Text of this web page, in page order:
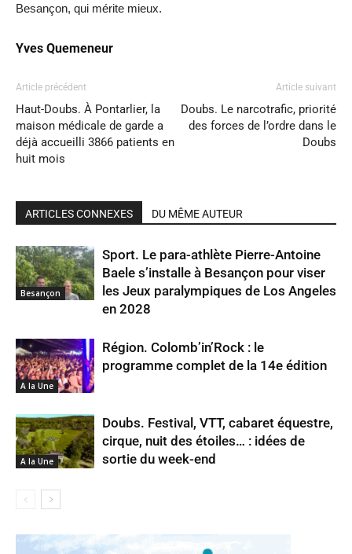
Besançon, qui mérite mieux.
Yves Quemeneur
Article précédent
Haut-Doubs. À Pontarlier, la
maison médicale de garde a
déjà accueilli 3866 patients en
huit mois
Article suivant
Doubs. Le narcotrafic, priorité
des forces de l’ordre dans le
Doubs
ARTICLES CONNEXES DU MÊME AUTEUR
Besançon
Sport. Le para-athlète Pierre-Antoine
Baele s’installe à Besançon pour viser
les Jeux paralympiques de Los Angeles
en 2028
A la Une
Région. Colomb’in’Rock : le
programme complet de la 14e édition
A la Une
Doubs. Festival, VTT, cabaret équestre,
cirque, nuit des étoiles… : idées de
sortie du week-end